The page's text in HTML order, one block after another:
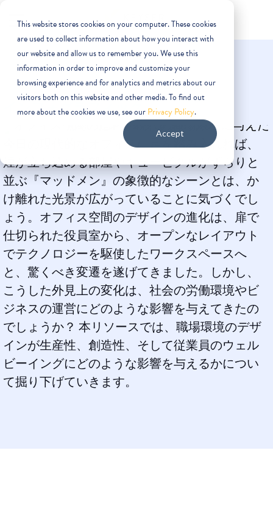
This website stores cookies on your computer. These cookies
are used to collect information about how you interact with
our website and allow us to remember you. We use this
information in order to improve and customize your
browsing experience and for analytics and metrics about our
visitors both on this website and other media. To find out
more about the cookies we use, see ourPrivacy Policy.
Accept
インフォグラフィック
今日の現代的なオフィスに足を踏み入れれば、
煙が立ち込める部屋やキュービクルがずらりと
並ぶ『マッドメン』の象徴的なシーンとは、か
け離れた光景が広がっていることに気づくでし
ょう。オフィス空間のデザインの進化は、扉で
仕切られた役員室から、オープンなレイアウト
でテクノロジーを駆使したワークスペースへ
と、驚くべき変遷を遂げてきました。しかし、
こうした外見上の変化は、社会の労働環境やビ
ジネスの運営にどのような影響を与えてきたの
でしょうか？ 本リソースでは、職場環境のデザ
インが生産性、創造性、そして従業員のウェル
ビーイングにどのような影響を与えるかについ
て掘り下げていきます。